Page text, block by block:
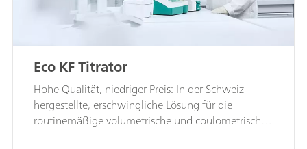
Eco KF Titrator
Hohe Qualität, niedriger Preis: In der Schweiz
hergestellte, erschwingliche Lösung für die
routinemäßige volumetrische und coulometrische